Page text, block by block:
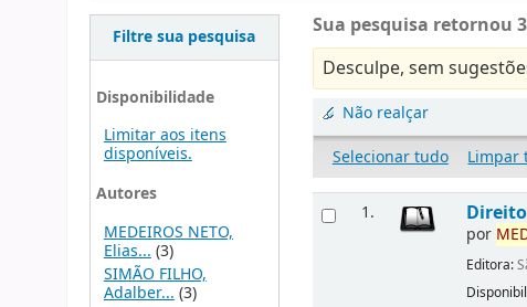
Filtre sua pesquisa
Disponibilidade
Limitar aos itens
disponíveis.
Autores
MEDEIROS NETO,
Elias... (3)
SIMÃO FILHO,
Adalber...(3)
Sua pesquisa retornou
Desculpe, sem
Não realçar
Selecionar tudo
Limpar
1.
por ME
Editora: